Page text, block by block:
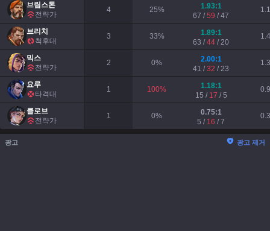
브림스톤
전략가
4 25% 1.93:1
67 / 59 / 47
1.1
브리치
척후대
3 33% 1.89:1
63 / 44 / 20
1.4
믹스
전략가
2 0% 2.00:1
41 / 32 / 23
1.3
요루
타격대
1 100% 1.18:1
15 / 17 / 5
0.9
클로브
전략가
1 0% 0.75:1
5 / 16 / 7
0.3
광고 광고 제거